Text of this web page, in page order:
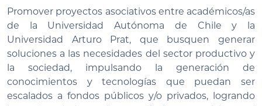
Promover proyectos asociativos entre académicos/as
de la Universidad Autónoma de Chile y la
Universidad Arturo Prat, que busquen generar
soluciones a las necesidades del sector productivo y
la sociedad, impulsando la generación de
conocimientos y tecnologías que puedan ser
escalados a fondos públicos y/o privados, logrando